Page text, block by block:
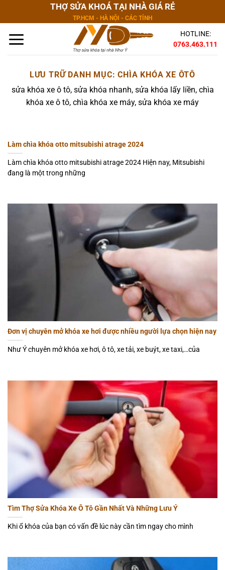
dung
THỢ SỬA KHOÁ TẠI NHÀ GIÁ RẺ
TP.HCM - HÀ NỘI - CÁC TỈNH
HOTLINE:
0763.463.111
LƯU TRỮ DANH MỤC:CHÌA KHÓA XE ÔTÔ
sửa khóa xe ô tô, sửa khóa nhanh, sửa khóa lấy liền, chìa
khóa xe ô tô, chìa khóa xe máy, sửa khóa xe máy
Làm chìa khóa otto mitsubishi atrage 2024
Làm chìa khóa otto mitsubishi atrage 2024 Hiện nay, Mitsubishi
đang là một trong những
Đơn vị chuyên mở khóa xe hơi được nhiều người lựa chọn hiện nay
Như Ý chuyên mở khóa xe hơi, ô tô, xe tải, xe buýt, xe taxi,…của
Tìm Thợ Sửa Khóa Xe Ô Tô Gần Nhất Và Những Lưu Ý
Khi ổ khóa của bạn có vấn đề lúc này cần tìm ngay cho mình